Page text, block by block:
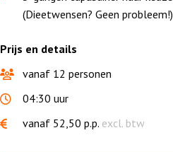
Prijs en details
vanaf 12 personen
04:30 uur
vanaf 52,50 p.p. excl. btw
(Dieetwensen? Geen probleem!)